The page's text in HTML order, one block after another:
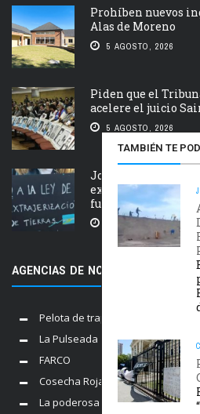
TAMBIÉN TE
Prohíben nuevos
Alas de Moreno
5 AGOSTO, 2026
Piden que el
acelere el juicio
5 AGOSTO, 2026
Jornada nacional
extranjerización de
fuego y desalojos
5 AGOSTO, 2026
AGENCIAS DE NOTICIAS AMIGAS
Pelota de trapo
La Pulseada
FARCO
Cosecha Roja
La poderosa